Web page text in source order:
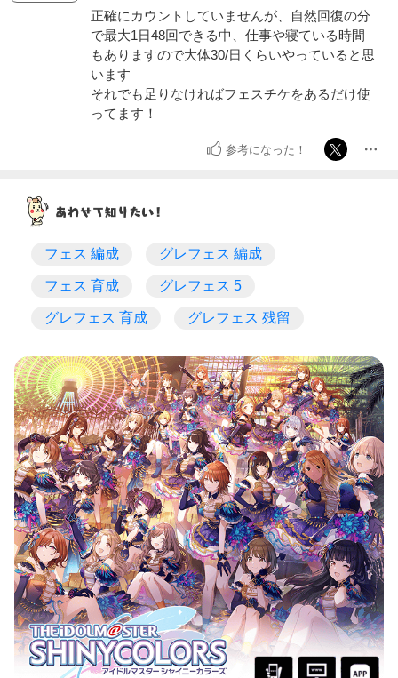
正確にカウントしていませんが、自然回復の分
で最大1日48回できる中、仕事や寝ている時間
もありますので大体30/日くらいやっていると思
います
それでも足りなければフェスチケをあるだけ使
ってます！
参考になった！
フェス 編成 グレフェス 編成
フェス 育成 グレフェス 5
グレフェス 育成 グレフェス 残留